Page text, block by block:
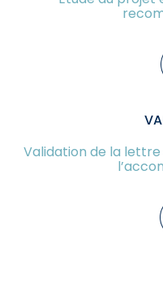
Validation de la